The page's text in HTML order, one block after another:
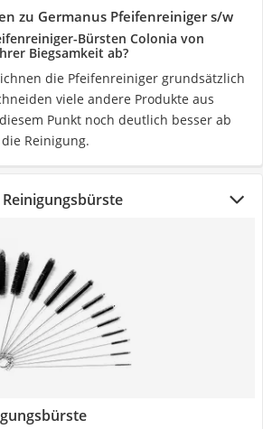
zu Germanus Pfeifenreiniger s/w
Bürsten Colonia von
Biegsamkeit ab?
die Pfeifenreiniger grundsätzlich
viele andere Produkte aus
Punkt noch deutlich besser ab
Reinigung.